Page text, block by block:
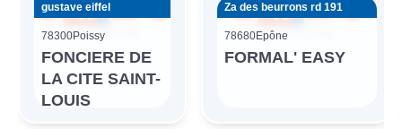
gustave eiffel
78300Poissy
FONCIERE DE
LA CITE SAINT-
LOUIS
Za des beurrons rd 191
78680Epône
FORMAL' EASY